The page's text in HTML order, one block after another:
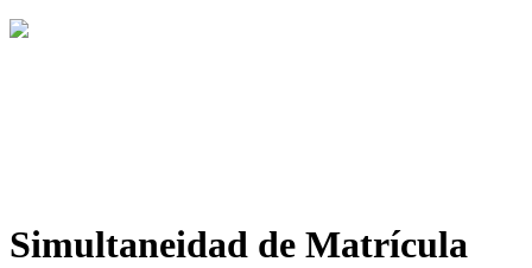
Simultaneidad de Matrícula